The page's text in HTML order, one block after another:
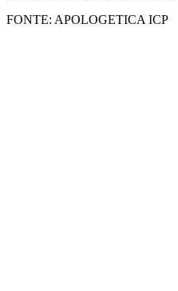
FONTE: APOLOGETICA ICP